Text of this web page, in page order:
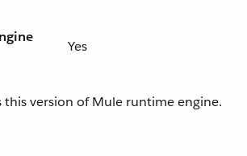
Yes
this version of Mule runtime engine.